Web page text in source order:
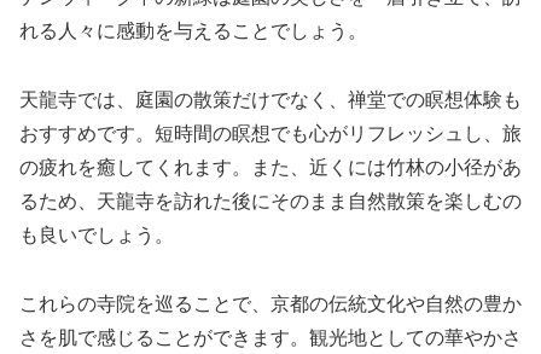
れる人々に感動を与えることでしょう。
天龍寺では、庭園の散策だけでなく、禅堂での瞑想体験も
おすすめです。短時間の瞑想でも心がリフレッシュし、旅
の疲れを癒してくれます。また、近くには竹林の小径があ
るため、天龍寺を訪れた後にそのまま自然散策を楽しむの
も良いでしょう。
これらの寺院を巡ることで、京都の伝統文化や自然の豊か
さを肌で感じることができます。観光地としての華やかさ